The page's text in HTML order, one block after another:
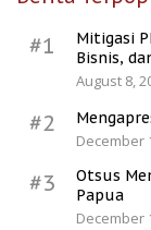
#1
Mitigasi
Bisnis,
August 8,
#2
December
#3
Otsus
Papua
December